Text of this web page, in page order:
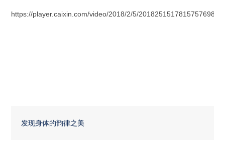
https://player.caixin.com/video/2018/2/5/
发现身体的韵律之美